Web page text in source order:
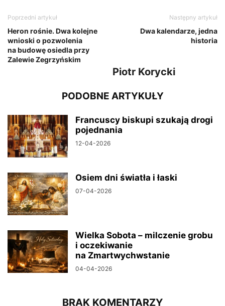
Poprzedni artykuł
Heron rośnie. Dwa kolejne
wnioski o pozwolenia
na budowę osiedla przy
Zalewie Zegrzyńskim
Następny artykuł
Dwa kalendarze, jedna
historia
Piotr Korycki
PODOBNE ARTYKUŁY
Francuscy biskupi szukają drogi
pojednania
12-04-2026
Osiem dni światła i łaski
07-04-2026
Wielka Sobota – milczenie grobu
i oczekiwanie
na Zmartwychwstanie
04-04-2026
BRAK KOMENTARZY